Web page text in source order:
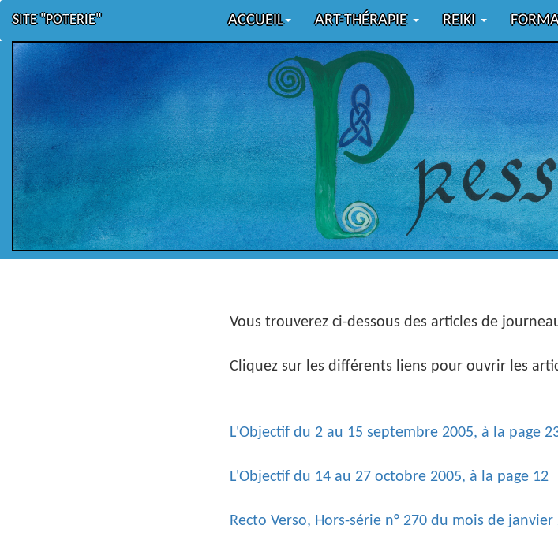
SITE "POTERIE" ACCUEIL ART-THÉRAPIE REIKI
Vous trouverez ci-dessous des articles de
Cliquez sur les différents liens pour ouvrir les
L'Objectif du 2 au 15 septembre 2005, à la page
L'Objectif du 14 au 27 octobre 2005, à la page 12
Recto Verso, Hors-série n° 270 du mois de janvier